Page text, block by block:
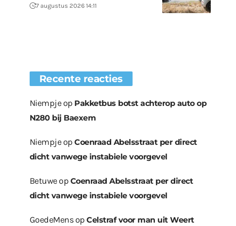
7 augustus 2026 14:11
Recente reacties
Niempjeop Pakketbus botst achterop auto op
N280 bij Baexem
NiempjeopCoenraad Abelsstraat per direct
dicht vanwege instabiele voorgevel
Betuweop Coenraad Abelsstraat per direct
dicht vanwege instabiele voorgevel
GoedeMensopCelstraf voor man uit Weert